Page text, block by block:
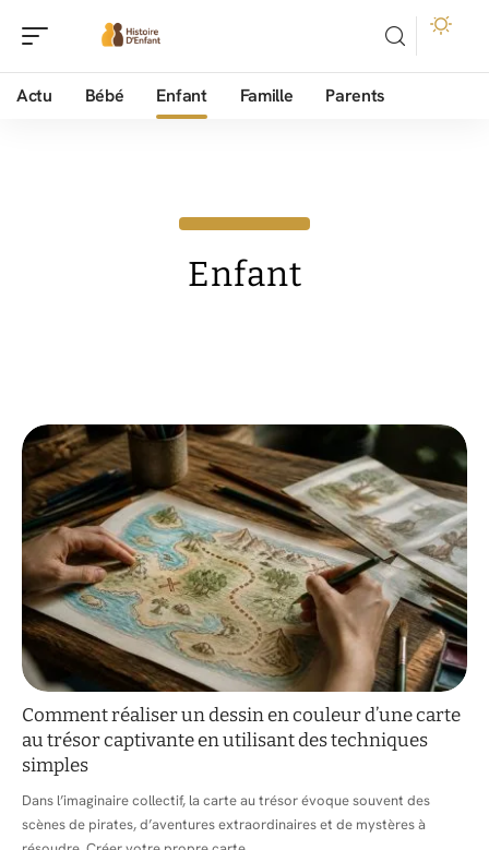
Actu Bébé Enfant Famille Parents
Enfant
Comment réaliser un dessin en couleur d’une carte
au trésor captivante en utilisant des techniques
simples
Dans l’imaginaire collectif, la carte au trésor évoque souvent des
scènes de pirates, d’aventures extraordinaires et de mystères à